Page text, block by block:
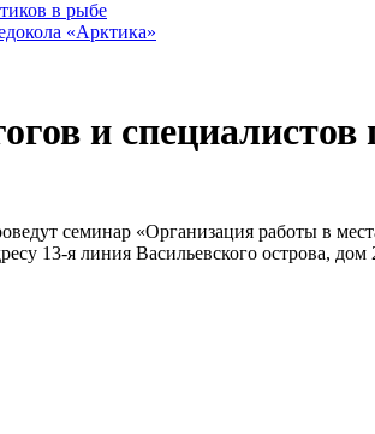
в рыбе
«Арктика»
и
семинар «Организация работы в
13-я линия Васильевского острова, дом